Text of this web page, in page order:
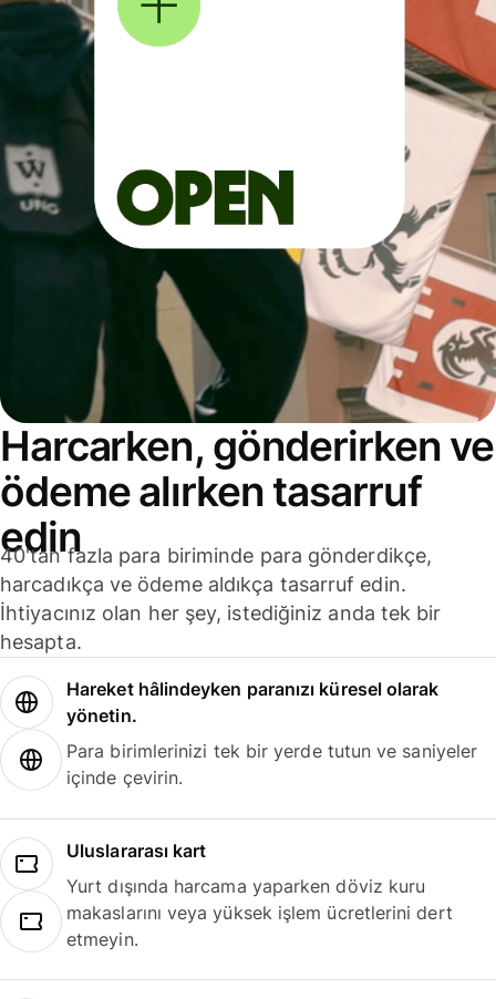
Harcarken, gönderirken ve
ödeme alırken tasarruf
edin
40'tan fazla para biriminde para gönderdikçe,
harcadıkça ve ödeme aldıkça tasarruf edin.
İhtiyacınız olan her şey, istediğiniz anda tek bir
hesapta.
Hareket hâlindeyken paranızı küresel olarak
yönetin.
Para birimlerinizi tek bir yerde tutun ve saniyeler
içinde çevirin.
Uluslararası kart
Yurt dışında harcama yaparken döviz kuru
makaslarını veya yüksek işlem ücretlerini dert
etmeyin.